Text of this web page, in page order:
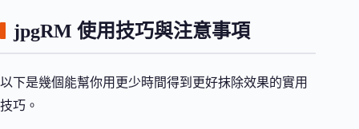
jpgRM 使用技巧與注意事項
以下是幾個能幫你用更少時間得到更好抹除效果的實用
技巧。